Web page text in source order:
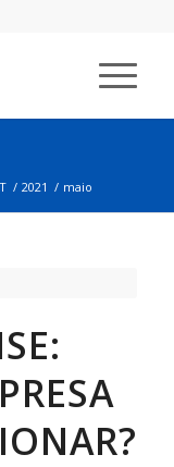
/ 2021 / maio